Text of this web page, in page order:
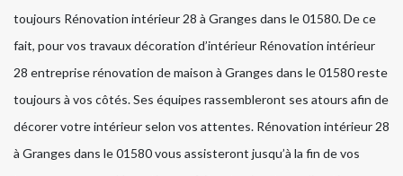
toujours Rénovation intérieur 28 à Granges dans le 01580. De ce
fait, pour vos travaux décoration d’intérieur Rénovation intérieur
28 entreprise rénovation de maison à Granges dans le 01580 reste
toujours à vos côtés. Ses équipes rassembleront ses atours afin de
décorer votre intérieur selon vos attentes. Rénovation intérieur 28
à Granges dans le 01580 vous assisteront jusqu’à la fin de vos